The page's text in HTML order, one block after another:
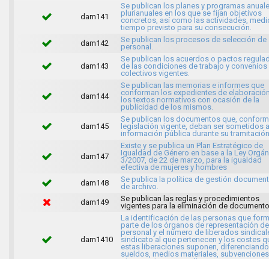
dam141
Se publican los planes y programas
plurianuales en los que se fijan objetivos
concretos, así como las actividades,
tiempo previsto para su consecución.
dam142
Se publican los procesos de selección de
personal.
dam143
Se publican los acuerdos o pactos
de las condiciones de trabajo y convenios
colectivos vigentes.
dam144
Se publican las memorias e informes que
conforman los expedientes de
los textos normativos con ocasión de la
publicidad de los mismos.
dam145
Se publican los documentos que,
legislación vigente, deban ser sometidos a
información pública durante su
dam147
Existe y se publica un Plan Estratégico de
Igualdad de Género en base a la Ley
3/2007, de 22 de marzo, para la igualdad
efectiva de mujeres y hombres
dam148
Se publica la política de gestión
de archivo.
dam149
Se publican las reglas y procedimientos
vigentes para la eliminación de
dam1410
La identificación de las personas que
parte de los órganos de representación
personal y el número de liberados
sindicato al que pertenecen y los costes
estas liberaciones suponen, diferenciando
sueldos, medios materiales,